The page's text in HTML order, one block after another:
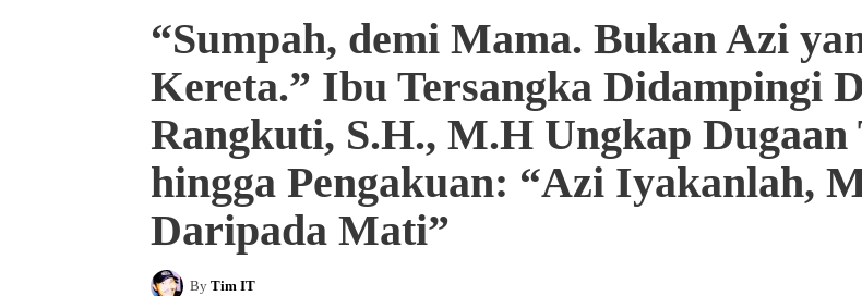
“Sumpah, demi Mama. Bukan Azi
Kereta.” Ibu Tersangka Didampingi
Rangkuti, S.H., M.H Ungkap Dugaan
hingga Pengakuan: “Azi Iyakanlah,
Daripada Mati”
By Tim IT